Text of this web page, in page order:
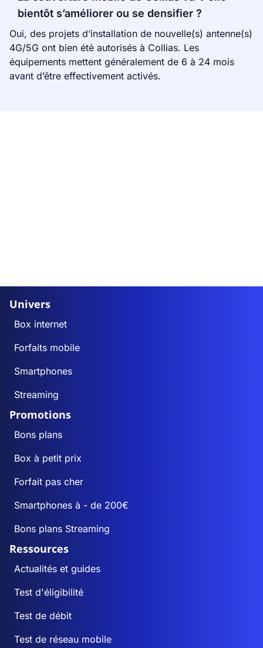
bientôt s’améliorer ou se densifier ?
Oui, des projets d’installation de nouvelle(s) antenne(s)
4G/5G ont bien été autorisés à Collias. Les
équipements mettent généralement de 6 à 24 mois
avant d’être effectivement activés.
Univers
Box internet
Forfaits mobile
Smartphones
Streaming
Promotions
Bons plans
Box à petit prix
Forfait pas cher
Smartphones à - de 200€
Bons plans Streaming
Ressources
Actualités et guides
Test d'éligibilité
Test de débit
Test de réseau mobile